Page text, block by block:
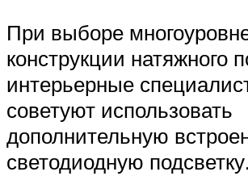
При выборе
конструкции натяжного
интерьерные
советуют использовать
дополнительную
светодиодную подсветку.